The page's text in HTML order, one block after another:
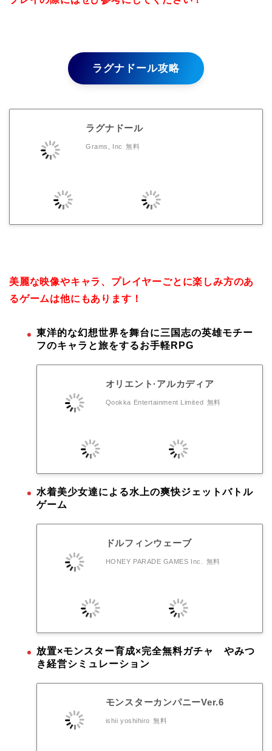
ラグナドール攻略
ラグナドール
Grams, Inc 無料
美麗な映像やキャラ、プレイヤーごとに楽しみ方のあ
るゲームは他にもあります！
東洋的な幻想世界を舞台に三国志の英雄モチー
フのキャラと旅をするお手軽RPG
オリエント·アルカディア
Qookka Entertainment Limited 無料
水着美少女達による水上の爽快ジェットバトル
ゲーム
ドルフィンウェーブ
HONEY PARADE GAMES Inc. 無料
放置×モンスター育成×完全無料ガチャ やみつ
き経営シミュレーション
モンスターカンパニーVer.6
ishii yoshihiro 無料